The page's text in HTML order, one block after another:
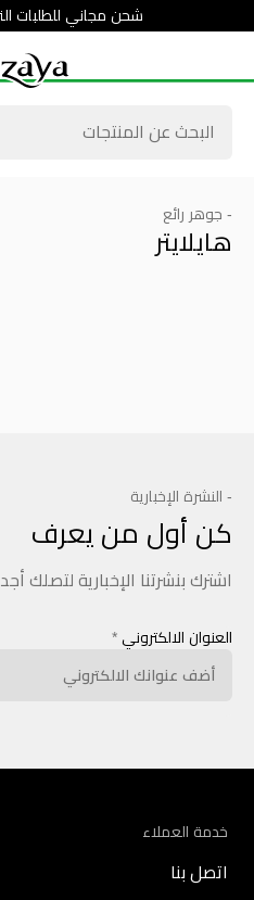
شحن مجاني للطلبات التي
- جوهر رائع
هايلايتر
- النشرة الإخبارية
كن أول من يعرف
اشترك بنشرتنا الإخبارية لتصلك
العنوان الالكتروني *
خدمة العملاء
اتصل بنا